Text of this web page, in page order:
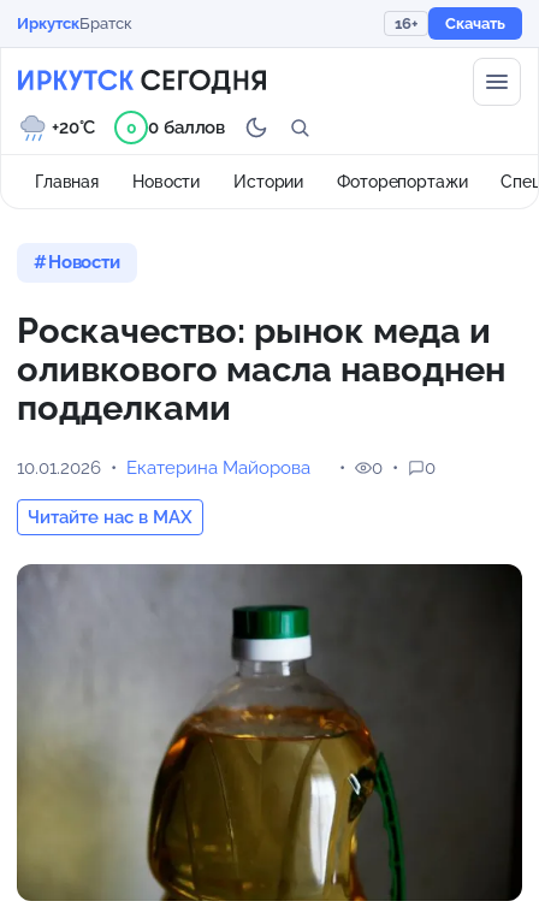
ИркутскБратск 16+ Скачать
Главная Новости Истории Фоторепортажи
+20°C 0 0 баллов
Новости
Роскачество: рынок меда и
оливкового масла наводнен
подделками
10.01.2026 Екатерина Майорова
Читайте нас в MAX
0 0